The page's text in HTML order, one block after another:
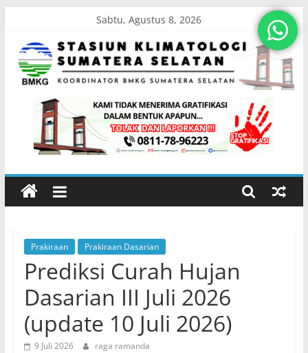
content
Sabtu, Agustus 8, 2026
Stasiun
Klimatologi
Sumatera
Koordinator
BMKG
Sumatera
Selatan
Prakiraan Prakiraan Dasarian
Prediksi Curah Hujan
Dasarian III Juli 2026
(update 10 Juli 2026)
9 Juli 2026 raga ramanda